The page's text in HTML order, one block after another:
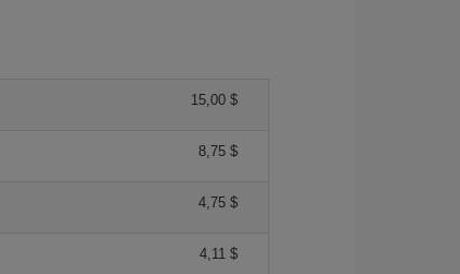
15,00 $
8,75 $
4,75 $
4,11 $